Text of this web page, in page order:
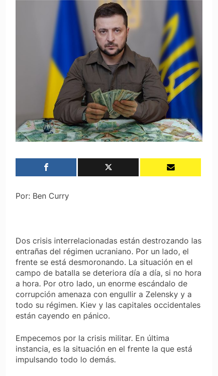
Por: Ben Curry
Dos crisis interrelacionadas están destrozando las
entrañas del régimen ucraniano. Por un lado, el
frente se está desmoronando. La situación en el
campo de batalla se deteriora día a día, si no hora
a hora. Por otro lado, un enorme escándalo de
corrupción amenaza con engullir a Zelensky y a
todo su régimen. Kiev y las capitales occidentales
están cayendo en pánico.
Empecemos por la crisis militar. En última
instancia, es la situación en el frente la que está
impulsando todo lo demás.